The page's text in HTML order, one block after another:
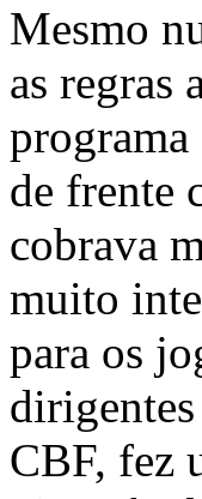
Mesmo
as regras
de frente
cobrava
muito
para os
CBF, fez